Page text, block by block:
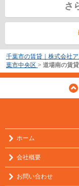
さ
千葉市の賃貸｜株式会社
葉市中央区 > 道場南の賃貸
ホーム
会社概要
お問い合わせ